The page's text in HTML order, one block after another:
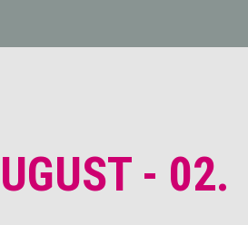
- 02.